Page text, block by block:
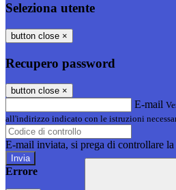
Seleziona utente
button close ×
Recupero password
button close ×
E-mail
all'indirizzo indicato con le istruzioni
E-mail inviata, si prega di controllare
Errore